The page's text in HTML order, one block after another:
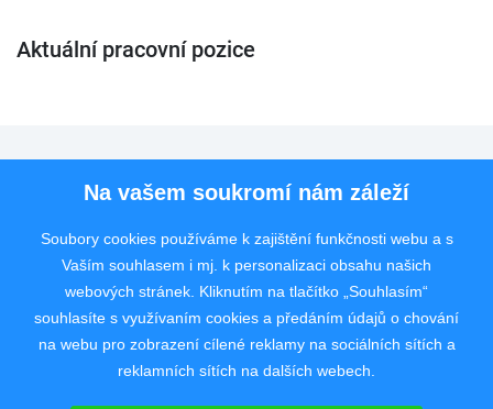
Aktuální pracovní pozice
Pro uchazeče
Rychlý kontakt
Na vašem soukromí nám záleží
Soubory cookies používáme k zajištění funkčnosti webu a s
Vaším souhlasem i mj. k personalizaci obsahu našich
webových stránek. Kliknutím na tlačítko „Souhlasím“
souhlasíte s využívaním cookies a předáním údajů o chování
na webu pro zobrazení cílené reklamy na sociálních sítích a
reklamních sítích na dalších webech.